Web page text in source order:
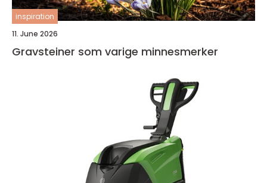
inspiration
11. June 2026
Gravsteiner som varige minnesmerker